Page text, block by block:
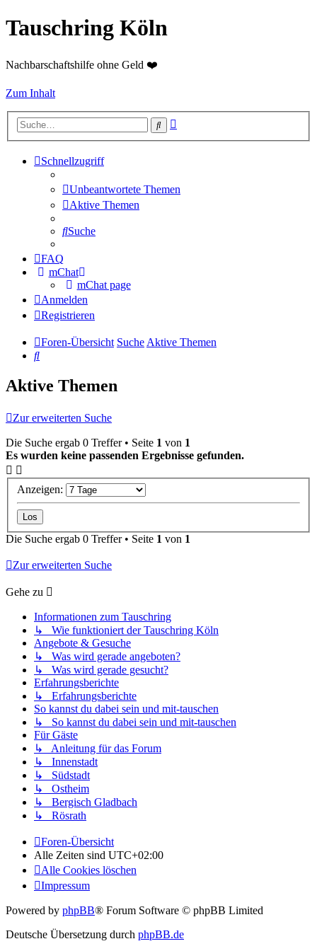
Tauschring Köln
Nachbarschaftshilfe ohne Geld ❤️
Zum Inhalt
Suche
Schnellzugriff
Unbeantwortete Themen
Aktive Themen
Suche
FAQ
mChat
mChat page
Anmelden
Registrieren
Foren-Übersicht SucheAktive Themen
Suche
Aktive Themen
Zur erweiterten Suche
Die Suche ergab 0 Treffer • Seite 1 von 1
Es wurden keine passenden Ergebnisse gefunden.
Anzeigen:
Die Suche ergab 0 Treffer • Seite 1 von 1
Zur erweiterten Suche
Gehe zu
Informationen zum Tauschring
↳ Wie funktioniert der Tauschring Köln
Angebote & Gesuche
↳ Was wird gerade angeboten?
↳ Was wird gerade gesucht?
Erfahrungsberichte
↳ Erfahrungsberichte
So kannst du dabei sein und mit-tauschen
↳ So kannst du dabei sein und mit-tauschen
Für Gäste
↳ Anleitung für das Forum
↳ Innenstadt
↳ Südstadt
↳ Ostheim
↳ Bergisch Gladbach
↳ Rösrath
Foren-Übersicht
Alle Zeiten sind UTC+02:00
Alle Cookies löschen
Impressum
Powered by phpBB® Forum Software © phpBB Limited
Deutsche Übersetzung durch phpBB.de